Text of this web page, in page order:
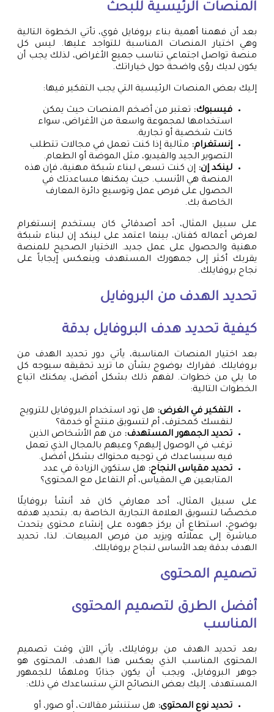
المنصات الرئيسية للبحث
بعد أن فهمنا أهمية بناء بروفايل قوي، تأتي الخطوة التالية
وهي اختيار المنصات المناسبة للتواجد عليها. ليس كل
منصة تواصل اجتماعي تناسب جميع الأغراض، لذلك يجب أن
يكون لديك رؤى واضحة حول خياراتك.
إليك بعض المنصات الرئيسية التي يجب التفكير فيها:
فيسبوك: تعتبر من أضخم المنصات حيث يمكن
استخدامها لمجموعة واسعة من الأغراض، سواء
كانت شخصية أو تجارية.
إنستغرام: مثالية إذا كنت تعمل في مجالات تتطلب
التصوير الجيد والفيديو، مثل الموضة أو الطعام.
لينكد إن: إن كنت تسعى لبناء شبكة مهنية، فإن هذه
المنصة هي الأنسب. حيث يمكنها مساعدتك في
الحصول على فرص عمل وتوسيع دائرة المعارف
الخاصة بك.
على سبيل المثال، أحد أصدقائي كان يستخدم إنستغرام
لعرض أعماله كفنان، بينما اعتمد على لينكد إن لبناء شبكة
مهنية والحصول على عمل جديد. الاختيار الصحيح للمنصة
يقربك أكثر إلى جمهورك المستهدف وينعكس إيجاباً على
نجاح بروفايلك.
تحديد الهدف من البروفايل
كيفية تحديد هدف البروفايل بدقة
بعد اختيار المنصات المناسبة، يأتي دور تحديد الهدف من
بروفايلك. فقرارك بوضوح بشأن ما تريد تحقيقه سيوجه كل
ما يلي من خطوات. لفهم ذلك بشكل أفضل، يمكنك اتباع
الخطوات التالية:
التفكير في الغرض: هل تود استخدام البروفايل للترويج
لنفسك كمحترف، أم لتسويق منتج أو خدمة؟
تحديد الجمهور المستهدف: من هم الأشخاص الذين
ترغب في الوصول إليهم؟ وعيهم بالمجال الذي تعمل
فيه سيساعدك في توجيه محتواك بشكل أفضل.
تحديد مقياس النجاح: هل ستكون الزيادة في عدد
المتابعين هي المقياس، أم التفاعل مع المحتوى؟
على سبيل المثال، أحد معارفي كان قد أنشأ بروفايلًا
مخصصًا لتسويق العلامة التجارية الخاصة به. بتحديد هدفه
بوضوح، استطاع أن يركز جهوده على إنشاء محتوى يتحدث
مباشرة إلى عملائه ويزيد من فرص المبيعات. لذا، تحديد
الهدف بدقة يعد الأساس لنجاح بروفايلك.
تصميم المحتوى
أفضل الطرق لتصميم المحتوى
المناسب
بعد تحديد الهدف من بروفايلك، يأتي الآن وقت تصميم
المحتوى المناسب الذي يعكس هذا الهدف. المحتوى هو
جوهر البروفايل، ويجب أن يكون جذابًا وملهمًا للجمهور
المستهدف. إليك بعض النصائح التي ستساعدك في ذلك:
تحديد نوع المحتوى: هل ستنشر مقالات، أو صور، أو